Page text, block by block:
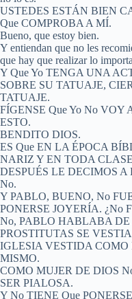
USTEDES ESTÁN BIEN
Que COMPROBA A MÍ.
Bueno, que estoy bien.
Y entiendan que no les
que hay que realizar lo
Y Que Yo TENGA UNA
SOBRE SU TATUAJE,
TATUAJE.
FÍGENSE Que Yo No VOY
ESTO.
BENDITO DIOS.
ES Que EN LA ÉPOCA
NARIZ Y EN TODA
DESPUÉS LE DECIMOS
No.
Y PABLO, BUENO, No
PONERSE JOYERÍA. ¿No
No, PABLO HABLABA
PROSTITUTAS SE
IGLESIA VESTIDA COMO
MISMO.
COMO MUJER DE DIOS
SER PIALOSA.
Y No TIENE Que